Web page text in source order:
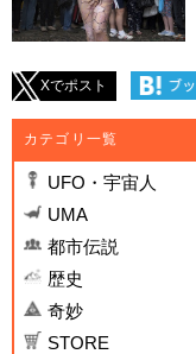
Xでポスト
カテゴリ一覧
UFO・宇宙人
UMA
都市伝説
歴史
奇妙
STORE